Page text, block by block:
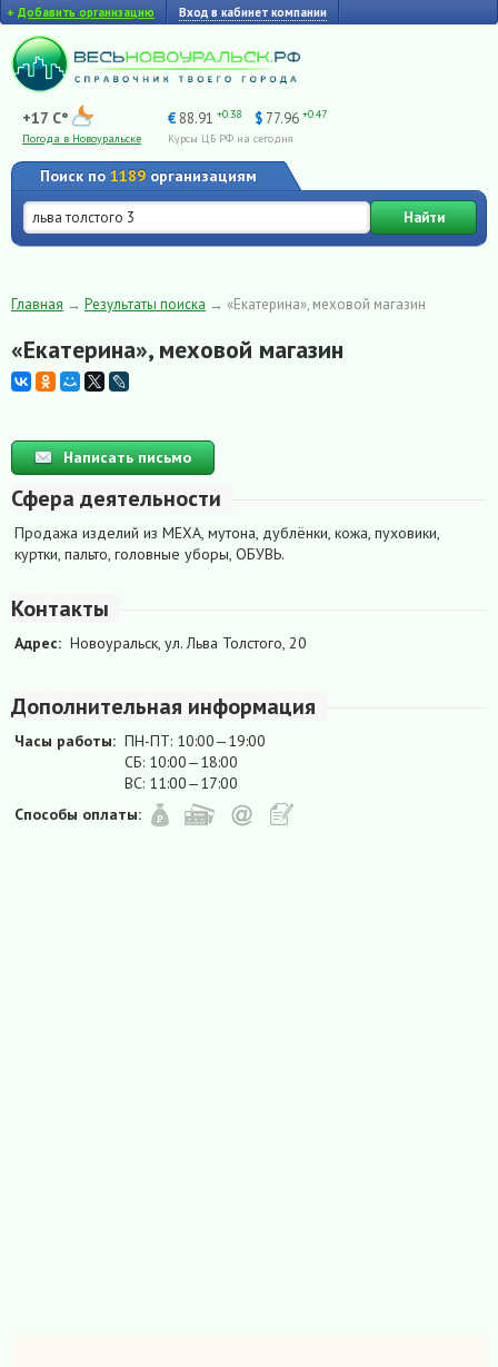
+ Добавить организацию Вход в кабинет компании
+17 C°
Погода в Новоуральске
€ 88.91 +0.38 $ 77.96 +0.47
Курсы ЦБ РФ на сегодня
Поиск по 1189 организациям
Найти
Главная → Результаты поиска → «Екатерина», меховой магазин
«Екатерина», меховой магазин
Написать письмо
Сфера деятельности
Продажа изделий из МЕХА, мутона, дублёнки, кожа, пуховики,
куртки, пальто, головные уборы, ОБУВЬ.
Контакты
Адрес: Новоуральск, ул. Льва Толстого, 20
Дополнительная информация
Часы работы: ПН-ПТ: 10:00—19:00
СБ: 10:00—18:00
ВС: 11:00—17:00
Способы оплаты: